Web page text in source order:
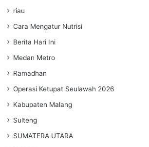
riau
Cara Mengatur Nutrisi
Berita Hari Ini
Medan Metro
Ramadhan
Operasi Ketupat Seulawah 2026
Kabupaten Malang
Sulteng
SUMATERA UTARA